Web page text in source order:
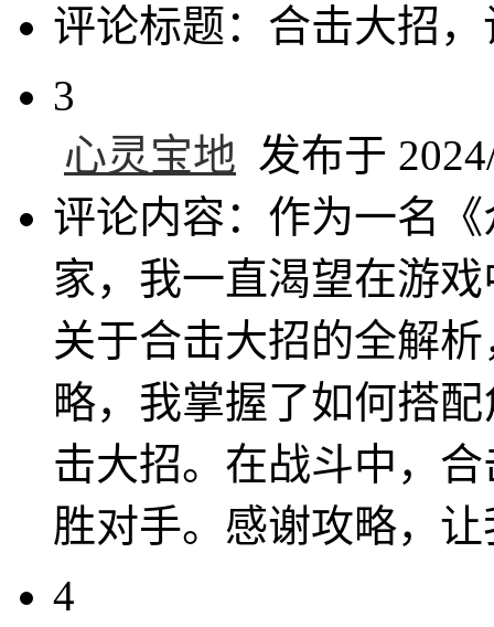
评论标题：合击大招
3
心灵宝地 发布于
评论内容：作为一名
家，我一直渴望在游
关于合击大招的全解
略，我掌握了如何搭
击大招。在战斗中，
胜对手。感谢攻略，
4